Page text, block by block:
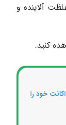
آلاینده و
کنید.
خود را